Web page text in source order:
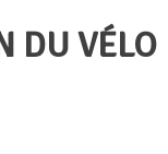
DU VÉLO